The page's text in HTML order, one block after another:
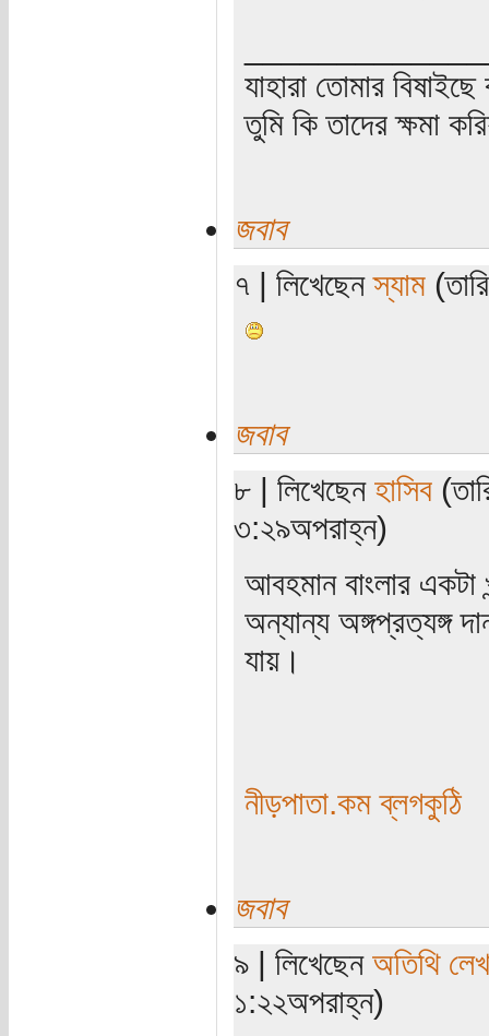
যাহারা তোমার
তুমি কি তাদের ক্ষমা
জবাব
৭ | লিখেছেনস্যাম
জবাব
৮ | লিখেছেন হাসিব
৩:২৯অপরাহ্ন)
আবহমান বাংলার
অন্যান্য অঙ্গপ্রত্যঙ্গ
যায়।
নীড়পাতা.কম ব্লগকুঠি
জবাব
৯ | লিখেছেন অতিথি
১:২২অপরাহ্ন)